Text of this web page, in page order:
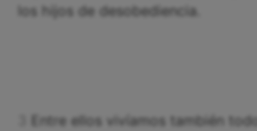
los hijos de desobediencia.
Entre ellos vivíamos también